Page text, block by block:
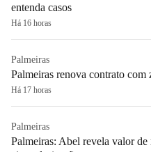
entenda casos
Há 16 horas
Palmeiras
Palmeiras renova contrato
Há 17 horas
Palmeiras
Palmeiras: Abel revela valor